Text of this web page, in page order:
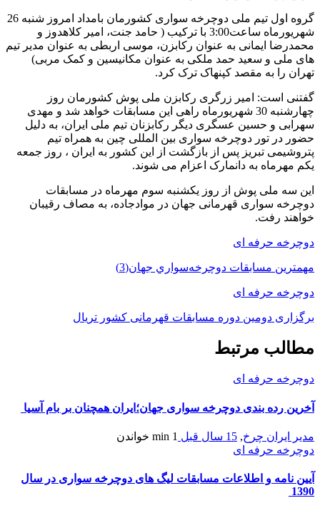
گروه اول تیم ملی دوچرخه سواری کشورمان بامداد امروز شنبه 26
شهریورماه ساعت3:00 با ترکیب ( حامد جنت، امیر کلاهدوز و
محمدرضا ایمانی به عنوان رکابزن، موسی اربطی به عنوان مدیر تیم
های ملی و سعید حمد ملکی به عنوان مکانیسین و کمک مربی)
تهران را به مقصد کپنهاک ترک کرد.
گفتنی است: امیر زرگری رکابزن ملی پوش کشورمان روز
چهارشنبه 30 شهریورماه راهی این مسابقات خواهد شد و مهدی
سهرابی و حسین عسگری دیگر رکابزنان تیم ملی ایران، به دلیل
حضور در تور دوچرخه سواری بین المللی چین به همراه تیم
پتروشیمی تبریز پس از بازگشت از این کشور به ایران ، روز جمعه
یکم مهرماه به دانمارک اعزام می شوند.
این سه ملی پوش از روز یکشنبه سوم مهرماه در مسابقات
دوچرخه سواری قهرمانی جهان در موادجاده، به مصاف رقیبان
خواهند رفت.
دوچرخه حرفه ای
مهمترين مسابقات دوچرخه‌سواري جهان(3)
دوچرخه حرفه ای
برگزاری دومین دوره مسابقات قهرمانی کشور تریال
مطالب مرتبط
دوچرخه حرفه ای
آخرین رده بندی دوچرخه سواری جهان؛ایران همچنان بر بام آسیا
مدیر ایران چرخ, 15 سال قبل 1 min
خواندن
دوچرخه حرفه ای
آیین نامه و اطلاعات مسابقات لیگ های دوچرخه سواری در سال
1390